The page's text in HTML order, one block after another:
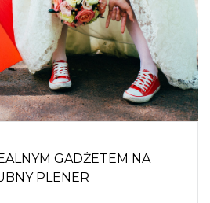
GADŻETEM NA
PLENER